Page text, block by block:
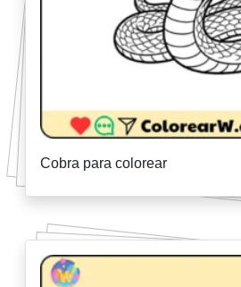
Cobra para colorear